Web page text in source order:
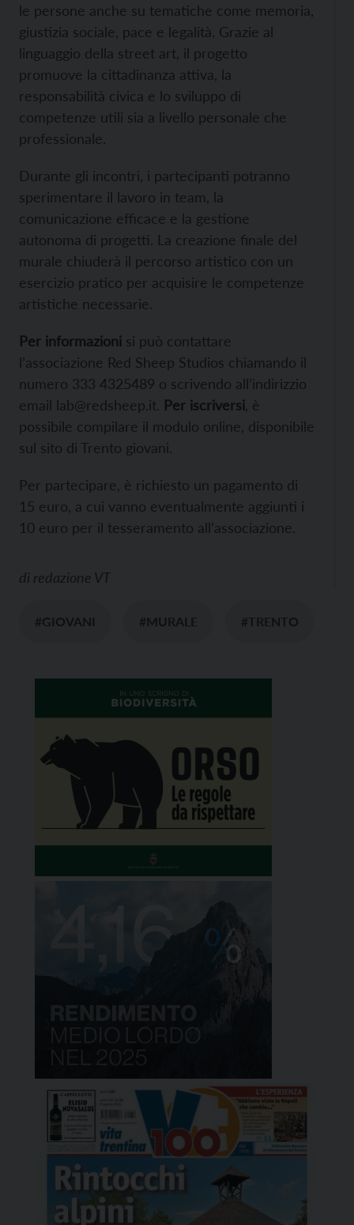
le persone anche su tematiche come memoria,
giustizia sociale, pace e legalità. Grazie al
linguaggio della street art, il progetto
promuove la cittadinanza attiva, la
responsabilità civica e lo sviluppo di
competenze utili sia a livello personale che
professionale.
Durante gli incontri, i partecipanti potranno
sperimentare il lavoro in team, la
comunicazione efficace e la gestione
autonoma di progetti. La creazione finale del
murale chiuderà il percorso artistico con un
esercizio pratico per acquisire le competenze
artistiche necessarie.
Per informazioni si può contattare
l’associazione Red Sheep Studios chiamando il
numero 333 4325489 o scrivendo all’indirizzio
email lab@redsheep.it. Per iscriversi , è
possibile compilare il modulo online, disponibile
sul sito di Trento giovani.
Per partecipare, è richiesto un pagamento di
15 euro, a cui vanno eventualmente aggiunti i
10 euro per il tesseramento all’associazione.
di redazione VT
#GIOVANI #MURALE #TRENTO